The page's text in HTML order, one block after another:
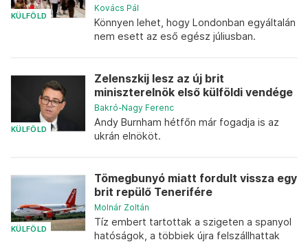
KÜLFÖLD
Kovács Pál
Könnyen lehet, hogy Londonban egyáltalán
nem esett az eső egész júliusban.
KÜLFÖLD
Zelenszkij lesz az új brit
miniszterelnök első külföldi vendége
Bakró-Nagy Ferenc
Andy Burnham hétfőn már fogadja is az
ukrán elnököt.
KÜLFÖLD
Tömegbunyó miatt fordult vissza egy
brit repülő Tenerifére
Molnár Zoltán
Tíz embert tartottak a szigeten a spanyol
hatóságok, a többiek újra felszállhattak